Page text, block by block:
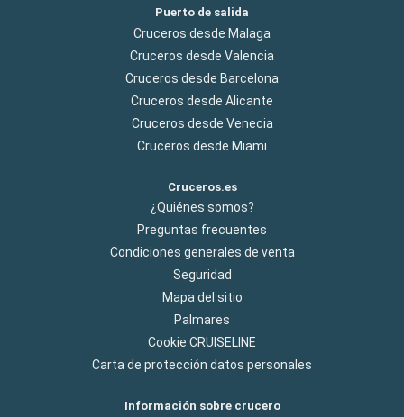
Puerto de salida
Cruceros desde Malaga
Cruceros desde Valencia
Cruceros desde Barcelona
Cruceros desde Alicante
Cruceros desde Venecia
Cruceros desde Miami
Cruceros.es
¿Quiénes somos?
Preguntas frecuentes
Condiciones generales de venta
Seguridad
Mapa del sitio
Palmares
Cookie CRUISELINE
Carta de protección datos personales
Información sobre crucero